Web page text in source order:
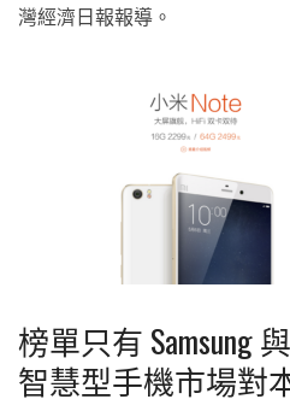
灣經濟日報報導。
榜單只有 Samsung
智慧型手機市場對